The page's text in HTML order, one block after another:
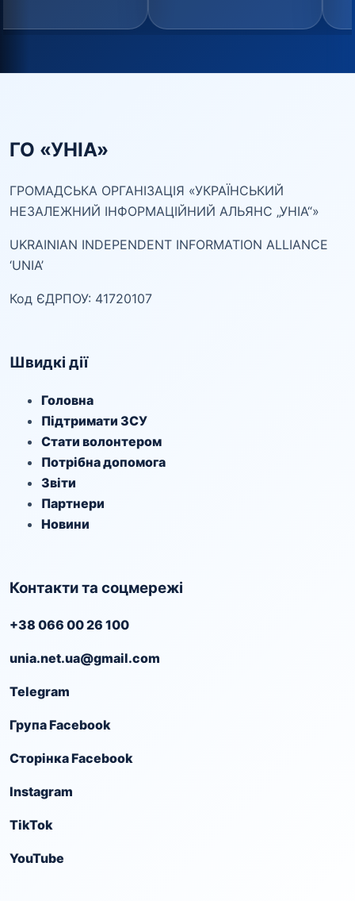
ГО «УНІА»
ГРОМАДСЬКА ОРГАНІЗАЦІЯ «УКРАЇНСЬКИЙ
НЕЗАЛЕЖНИЙ ІНФОРМАЦІЙНИЙ АЛЬЯНС „УНІА“»
UKRAINIAN INDEPENDENT INFORMATION ALLIANCE
‘UNIA’
Код ЄДРПОУ: 41720107
Швидкі дії
Головна
Підтримати ЗСУ
Стати волонтером
Потрібна допомога
Звіти
Партнери
Новини
Контакти та соцмережі
+38 066 00 26 100
unia.net.ua@gmail.com
Telegram
Група Facebook
Сторінка Facebook
Instagram
TikTok
YouTube